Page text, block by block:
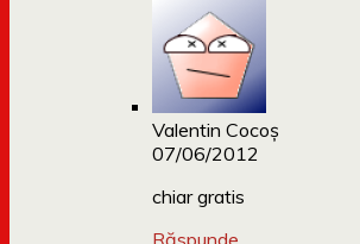
Valentin Cocoş
07/06/2012
chiar gratis